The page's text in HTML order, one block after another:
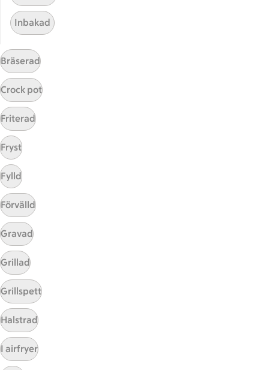
Hittade inget recept
Testa att söka på något nytt, eller ta bort något av
Här hittar du alla goda recept du har sparat och
Inbakad
Bräserad
Crock pot
Friterad
Fryst
Fylld
Förvälld
Gravad
Grillad
Grillspett
Halstrad
I airfryer